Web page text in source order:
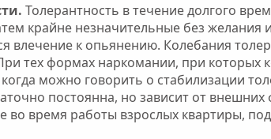
Толерантность в течение долгого
крайне незначительные без желания
влечение к опьянению. Колебания
тех формах наркомании, при которых
можно говорить о стабилизации
постоянна, но зависит от
во время работы взрослых квартиры,